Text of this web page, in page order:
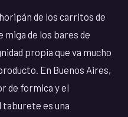
de los carritos de
miga de los bares de
propia que va mucho
En Buenos Aires,
de formica y el
taburete es una